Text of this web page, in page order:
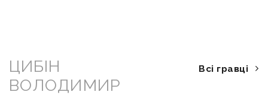
ЦИБІН
ВОЛОДИМИР
Всі гравці